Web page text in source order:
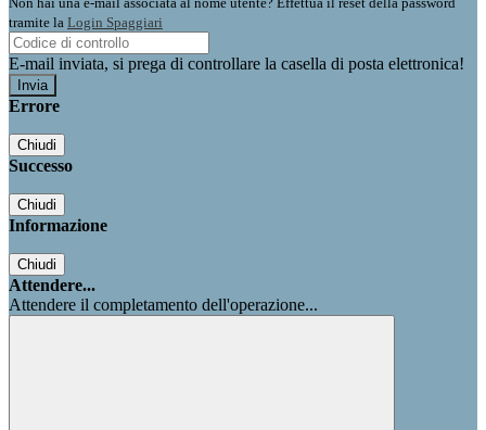
tramite la Login Spaggiari
E-mail inviata, si prega di controllare la casella di posta elettronica!
Errore
Chiudi
Successo
Chiudi
Informazione
Chiudi
Attendere...
Attendere il completamento dell'operazione...